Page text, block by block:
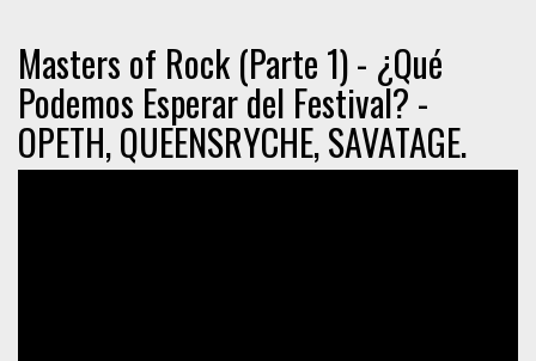
Masters of Rock (Parte 1) - ¿Qué
Podemos Esperar del Festival? -
OPETH, QUEENSRYCHE, SAVATAGE.